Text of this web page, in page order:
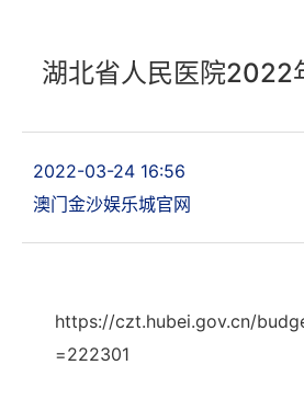
湖北省人民医院2022
2022-03-24 16:56
澳门金沙娱乐城官网
https://czt.hubei.gov.cn/
=222301